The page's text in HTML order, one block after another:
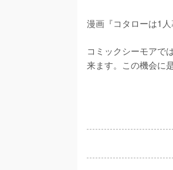
漫画『コタローは1
コミックシーモアで
来ます。この機会に